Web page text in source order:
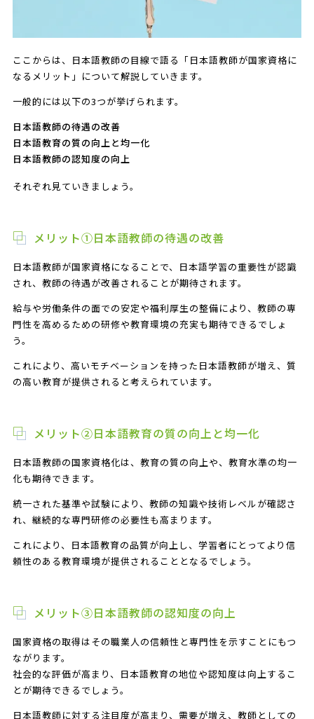
ここからは、日本語教師の目線で語る「日本語教師が国家資格に
なるメリット」について解説していきます。
一般的には以下の3つが挙げられます。
日本語教師の待遇の改善
日本語教育の質の向上と均一化
日本語教師の認知度の向上
それぞれ見ていきましょう。
メリット①日本語教師の待遇の改善
日本語教師が国家資格になることで、日本語学習の重要性が認識
され、教師の待遇が改善されることが期待されます。
給与や労働条件の面での安定や福利厚生の整備により、教師の専
門性を高めるための研修や教育環境の充実も期待できるでしょ
う。
これにより、高いモチベーションを持った日本語教師が増え、質
の高い教育が提供されると考えられています。
メリット②日本語教育の質の向上と均一化
日本語教師の国家資格化は、教育の質の向上や、教育水準の均一
化も期待できます。
統一された基準や試験により、教師の知識や技術レベルが確認さ
れ、継続的な専門研修の必要性も高まります。
これにより、日本語教育の品質が向上し、学習者にとってより信
頼性のある教育環境が提供されることとなるでしょう。
メリット③日本語教師の認知度の向上
国家資格の取得はその職業人の信頼性と専門性を示すことにもつ
ながります。
社会的な評価が高まり、日本語教育の地位や認知度は向上するこ
とが期待できるでしょう。
日本語教師に対する注目度が高まり、需要が増え、教師としての